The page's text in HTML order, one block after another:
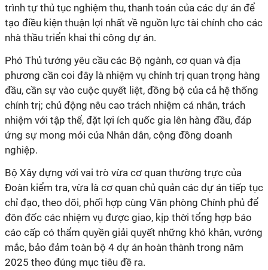
trình tự thủ tục nghiệm thu, thanh toán của các dự án để
tạo điều kiện thuận lợi nhất về nguồn lực tài chính cho các
nhà thầu triển khai thi công dự án.
Phó Thủ tướng yêu cầu các Bộ ngành, cơ quan và địa
phương cần coi đây là nhiệm vụ chính trị quan trọng hàng
đầu, cần sự vào cuộc quyết liệt, đồng bộ của cả hệ thống
chính trị; chủ động nêu cao trách nhiệm cá nhân, trách
nhiệm với tập thể, đặt lợi ích quốc gia lên hàng đầu, đáp
ứng sự mong mỏi của Nhân dân, cộng đồng doanh
nghiệp.
Bộ Xây dựng với vai trò vừa cơ quan thường trực của
Đoàn kiểm tra, vừa là cơ quan chủ quản các dự án tiếp tục
chỉ đạo, theo dõi, phối hợp cùng Văn phòng Chính phủ để
đôn đốc các nhiệm vụ được giao, kịp thời tổng hợp báo
cáo cấp có thẩm quyền giải quyết những khó khăn, vướng
mắc, bảo đảm toàn bộ 4 dự án hoàn thành trong năm
2025 theo đúng mục tiêu đề ra.